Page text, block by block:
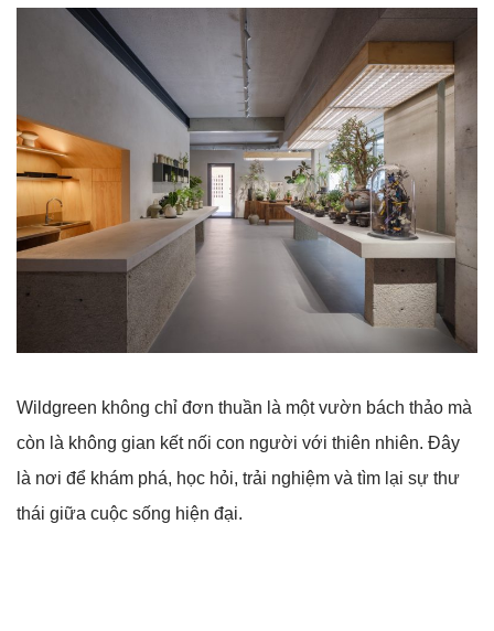
Wildgreen không chỉ đơn thuần là một vườn bách thảo mà
còn là không gian kết nối con người với thiên nhiên. Đây
là nơi để khám phá, học hỏi, trải nghiệm và tìm lại sự thư
thái giữa cuộc sống hiện đại.